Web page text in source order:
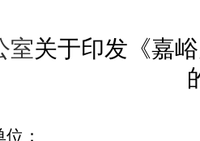
室关于印发《嘉
：